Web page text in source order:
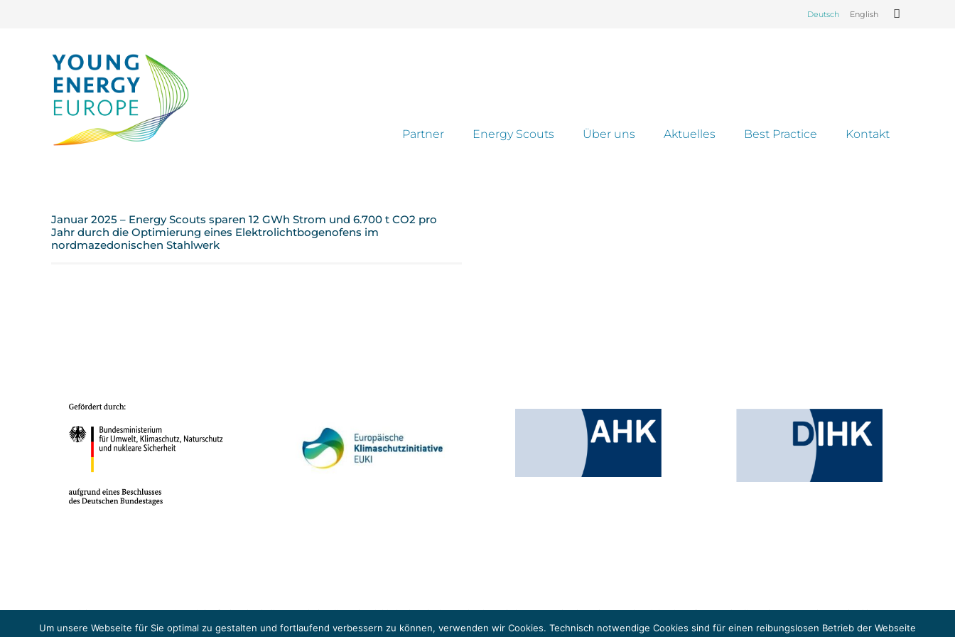
Deutsch English
Partner Energy Scouts Über uns Aktuelles Best Practice Kontakt
Januar 2025 – Energy Scouts sparen 12 GWh Strom und 6.700 t CO2 pro
Jahr durch die Optimierung eines Elektrolichtbogenofens im
nordmazedonischen Stahlwerk
Das Projekt YOUNG ENERGY EUROPE wird gefördert durch die Europäische Klimaschutzinitiative (EUKI). Die EUKI ist ein Förderinstrument des deutschen Bundesministeriums für Umwelt, Klimaschutz, Naturschutz und nukleare
Abkommens voranzutreiben.
Um unsere Webseite für Sie optimal zu gestalten und fortlaufend verbessern zu können, verwenden wir Cookies. Technisch notwendige Cookies sind für einen reibungslosen Betrieb der Webseite